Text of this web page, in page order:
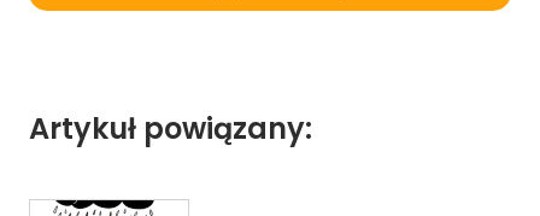
Artykuł powiązany: